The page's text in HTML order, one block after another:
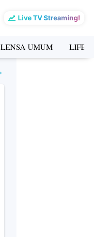
Live TV Streaming!
LENSA UMUM